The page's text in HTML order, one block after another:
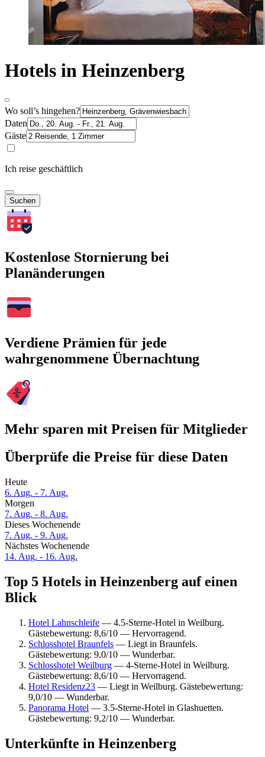
Hotels in Heinzenberg
Wo soll’s hingehen?
Daten
Gäste
Ich reise geschäftlich
Suchen
Kostenlose Stornierung bei
Planänderungen
Verdiene Prämien für jede
wahrgenommene Übernachtung
Mehr sparen mit Preisen für Mitglieder
Überprüfe die Preise für diese Daten
Heute
6. Aug. - 7. Aug.
Morgen
7. Aug. - 8. Aug.
Dieses Wochenende
7. Aug. - 9. Aug.
Nächstes Wochenende
14. Aug. - 16. Aug.
Top 5 Hotels in Heinzenberg auf einen
Blick
Hotel Lahnschleife — 4.5-Sterne-Hotel in Weilburg.
Gästebewertung: 8,6/10 — Hervorragend.
Schlosshotel Braunfels — Liegt in Braunfels.
Gästebewertung: 9,0/10 — Wunderbar.
Schlosshotel Weilburg — 4-Sterne-Hotel in Weilburg.
Gästebewertung: 8,6/10 — Hervorragend.
Hotel Residenz23 — Liegt in Weilburg. Gästebewertung:
9,0/10 — Wunderbar.
Panorama Hotel — 3.5-Sterne-Hotel in Glashuetten.
Gästebewertung: 9,2/10 — Wunderbar.
Unterkünfte in Heinzenberg